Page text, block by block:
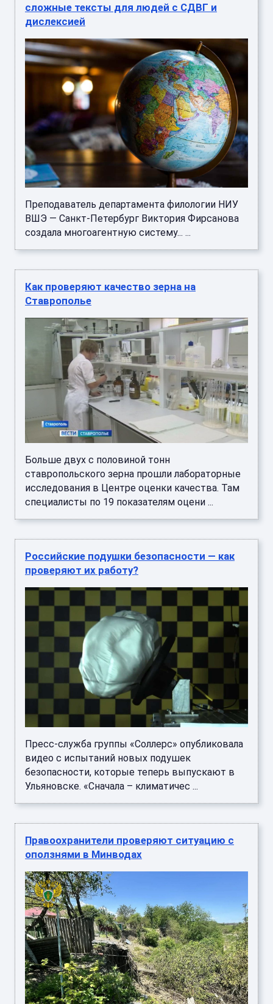
сложные тексты для людей с СДВГ и
дислексией
Преподаватель департамента филологии НИУ
ВШЭ — Санкт-Петербург Виктория Фирсанова
создала многоагентную систему... ...
Как проверяют качество зерна на
Ставрополье
Больше двух с половиной тонн
ставропольского зерна прошли лабораторные
исследования в Центре оценки качества. Там
специалисты по 19 показателям оцени ...
Российские подушки безопасности — как
проверяют их работу?
Пресс-служба группы «Соллерс» опубликовала
видео с испытаний новых подушек
безопасности, которые теперь выпускают в
Ульяновске. «Сначала – климатичес ...
Правоохранители проверяют ситуацию с
оползнями в Минводах